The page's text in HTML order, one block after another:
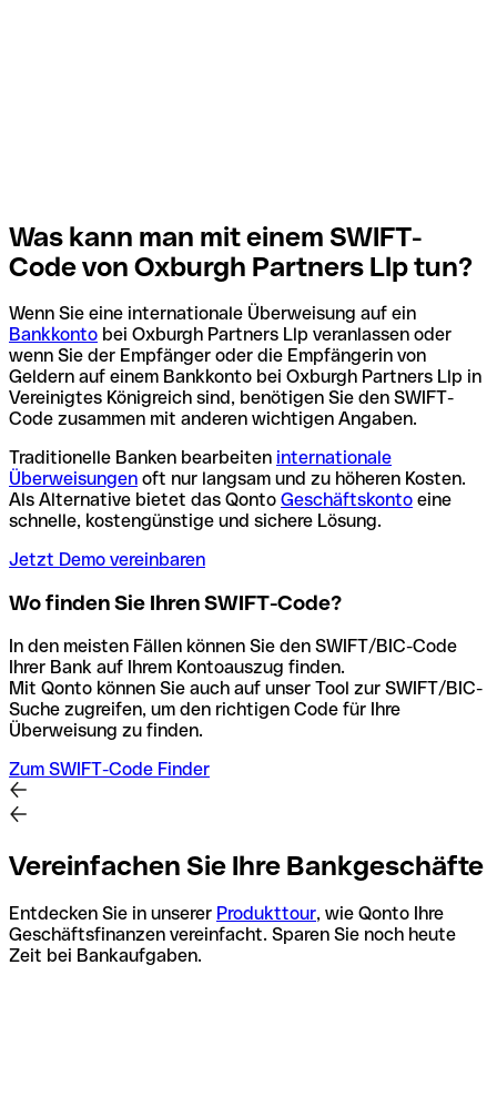
Was kann man mit einem SWIFT-
Code von Oxburgh Partners Llp tun?
Wenn Sie eine internationale Überweisung auf ein
Bankkonto bei Oxburgh Partners Llp veranlassen oder
wenn Sie der Empfänger oder die Empfängerin von
Geldern auf einem Bankkonto bei Oxburgh Partners Llp in
Vereinigtes Königreich sind, benötigen Sie den SWIFT-
Code zusammen mit anderen wichtigen Angaben.
Traditionelle Banken bearbeiten internationale
Überweisungen oft nur langsam und zu höheren Kosten.
Als Alternative bietet das Qonto Geschäftskonto eine
schnelle, kostengünstige und sichere Lösung.
Jetzt Demo vereinbaren
Wo finden Sie Ihren SWIFT-Code?
In den meisten Fällen können Sie den SWIFT/BIC-Code
Ihrer Bank auf Ihrem Kontoauszug finden.
Mit Qonto können Sie auch auf unser Tool zur SWIFT/BIC-
Suche zugreifen, um den richtigen Code für Ihre
Überweisung zu finden.
Zum SWIFT-Code Finder
Vereinfachen Sie Ihre Bankgeschäfte
Entdecken Sie in unserer Produkttour, wie Qonto Ihre
Geschäftsfinanzen vereinfacht. Sparen Sie noch heute
Zeit bei Bankaufgaben.